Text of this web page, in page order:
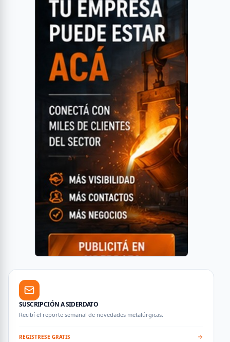
SUSCRIPCIÓN A SIDERDATO
Recibí el reporte semanal de novedades metalúrgicas.
REGISTRESE GRATIS